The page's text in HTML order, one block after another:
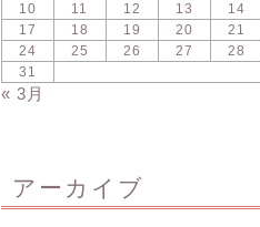
10
11 12 13 14
17
18 19 20 21
24
25 26 27 28
31
« 3月
アーカイブ